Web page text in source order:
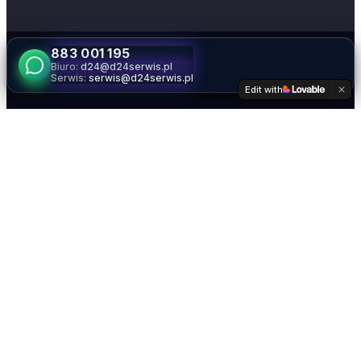
883 001 195
Biuro: d24@d24serwis.pl
Serwis:serwis@d24serwis.pl
Edit with